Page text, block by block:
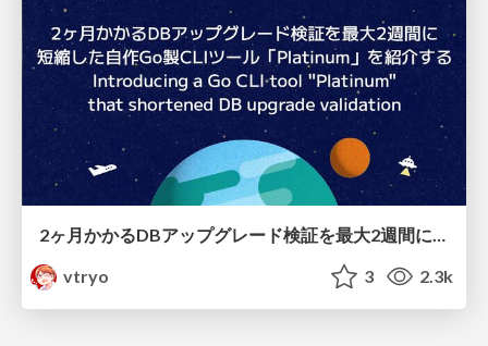
2ヶ月かかるDBアップグレード検証を最大2週間に短縮した自作Go製CLIツール「Platinum」を紹介する / Introducing Go CLI tool "Platinum" for shortened DB upgrade validation
vtryo
3 2.3k